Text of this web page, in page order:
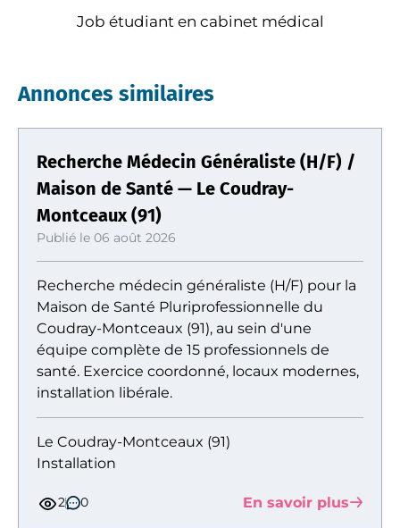
Job étudiant en cabinet médical
Annonces similaires
Recherche Médecin Généraliste (H/F) /
Maison de Santé — Le Coudray-
Montceaux (91)
Publié le 06 août 2026
Recherche médecin généraliste (H/F) pour la
Maison de Santé Pluriprofessionnelle du
Coudray-Montceaux (91), au sein d'une
équipe complète de 15 professionnels de
santé. Exercice coordonné, locaux modernes,
installation libérale.
Le Coudray-Montceaux (91)
Installation
2 0 En savoir plus